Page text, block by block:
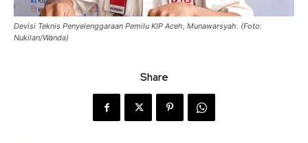
Devisi Teknis Penyelenggaraan Pemilu KIP Aceh, Munawarsyah. (Foto:
Nukilan/Wanda)
Share